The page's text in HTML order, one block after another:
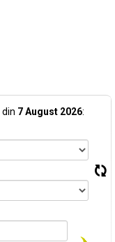
din 7 August 2026: